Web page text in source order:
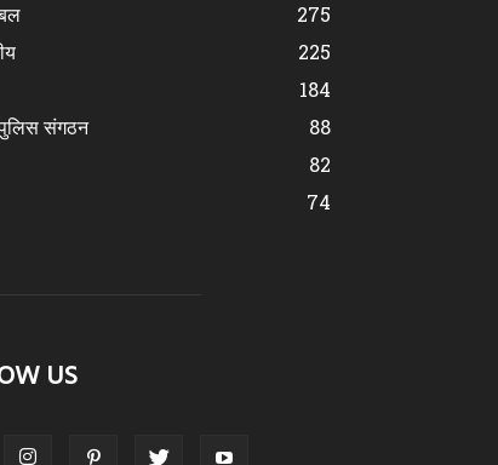
275
225
184
संगठन
88
82
74
US